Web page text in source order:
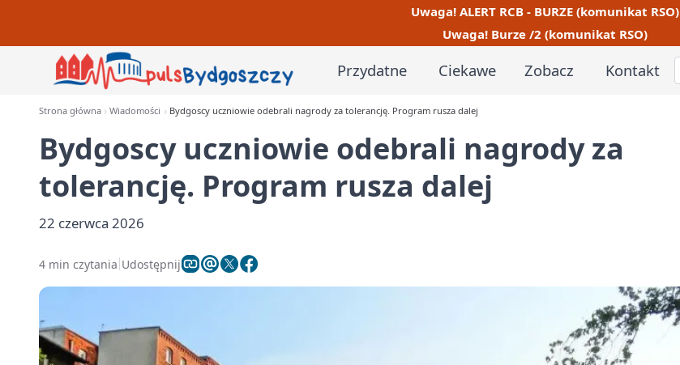
Uwaga! ALERT RCB - BURZE (komunikat RSO)
Uwaga! Burze /2 (komunikat RSO)
Przydatne Ciekawe Zobacz Kontakt
Strona główna Wiadomości Bydgoscy uczniowie odebrali nagrody za tolerancję. Program rusza dalej
Bydgoscy uczniowie odebrali nagrody za
tolerancję. Program rusza dalej
22 czerwca 2026
4 min czytania Udostępnij